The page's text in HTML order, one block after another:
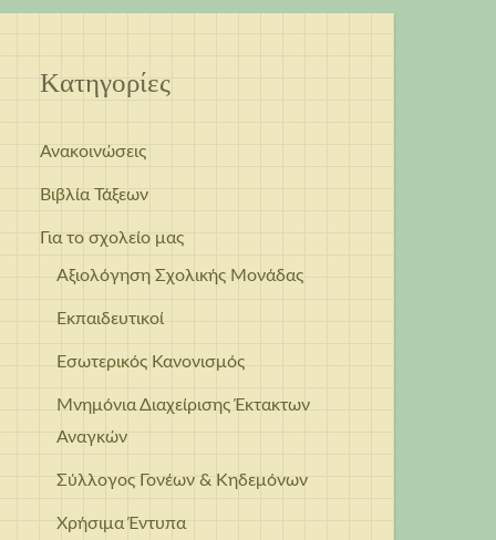
Kατηγορίες
Ανακοινώσεις
Βιβλία Τάξεων
Για το σχολείο μας
Αξιολόγηση Σχολικής Μονάδας
Εκπαιδευτικοί
Εσωτερικός Κανονισμός
Μνημόνια Διαχείρισης Έκτακτων
Αναγκών
Σύλλογος Γονέων & Κηδεμόνων
Χρήσιμα Έντυπα